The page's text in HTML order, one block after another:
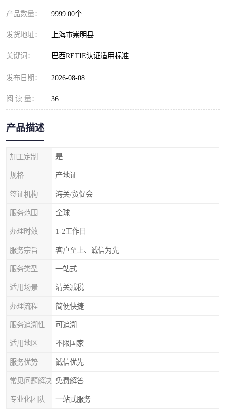
产品数量： 9999.00个
发货地址： 上海市崇明县
关键词： 巴西RETIE认证适用标准
发布日期： 2026-08-08
阅 读 量： 36
产品描述
加工定制 是
规格 产地证
签证机构 海关/贸促会
服务范围 全球
办理时效 1-2工作日
服务宗旨 客户至上、诚信为先
服务类型 一站式
适用场景 清关减税
办理流程 简便快捷
服务追溯性 可追溯
适用地区 不限国家
服务优势 诚信优先
常见问题解决 免费解答
专业化团队 一站式服务